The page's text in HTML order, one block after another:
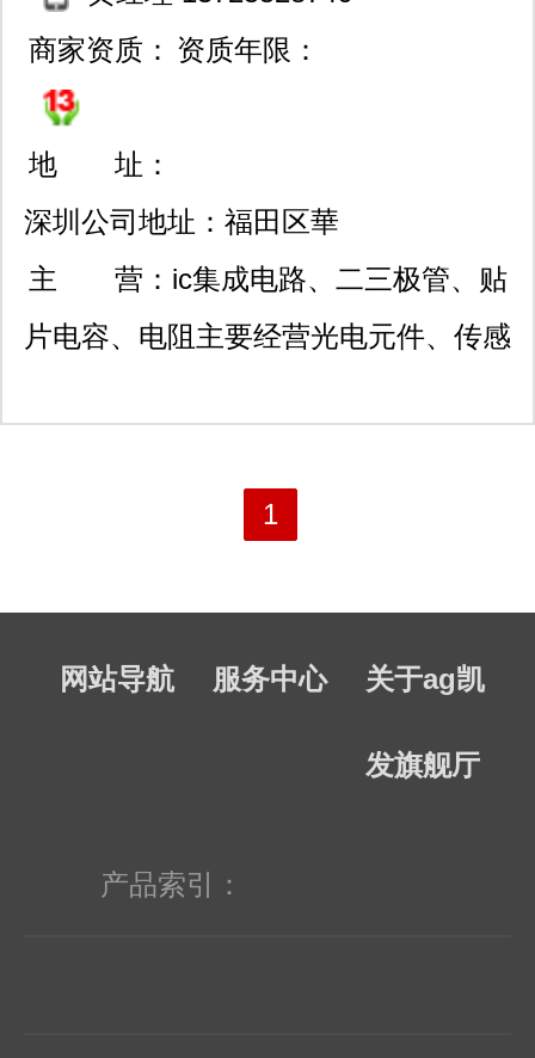
商家资质： 资质年限：
地 址：
深圳公司地址：福田区華
強北金茂禮都
主 营： ic集成电路、二三极管、贴
片电容、电阻主要经营光电元件、传感
管、红外接收头、反射型光电开关、对
器。传感元器件系列包括：霍尔开关．
人体感应。ic半导体主要经营的品牌
vishay ),英飞凌( infineon ),飞兆半导体(
1
网站导航 服务中心 关于ag凯
发旗舰厅
产品索引：